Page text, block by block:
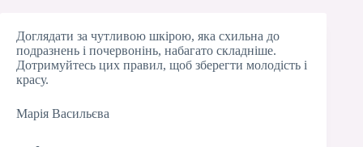
Доглядати за чутливою шкірою, яка схильна до
подразнень і почервонінь, набагато складніше.
Дотримуйтесь цих правил, щоб зберегти молодість і
красу.
Марія Васильєва